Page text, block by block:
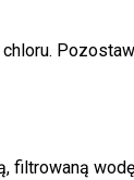
filtrowaną